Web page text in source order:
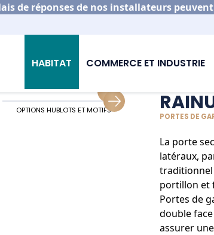
de réponses de nos installateurs
HABITAT COMMERCE ET INDUSTRIE
de garage Rainurée
OPTIONS HUBLOTS ET MOTIFS OPTION
PORTES DE
La porte
latéraux,
traditionnel
portillon et
Portes de
double
assurer